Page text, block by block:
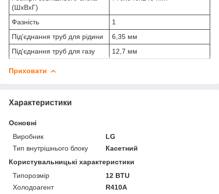
(ШxВxГ)
Фазність
1
Під'єднання труб для рідини
6,35 мм
Під'єднання труб для газу
12,7 мм
Приховати
Характеристики
Основні
Виробник
LG
Тип внутрішнього блоку
Касетний
Користувальницькі характеристики
Типорозмір
12 BTU
Холодоагент
R410A